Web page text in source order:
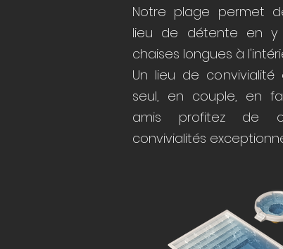
Notre plage permet
lieu de détente en y
chaises longues à
Un lieu de convivialité
seul, en couple, en
amis profitez de
convivialités